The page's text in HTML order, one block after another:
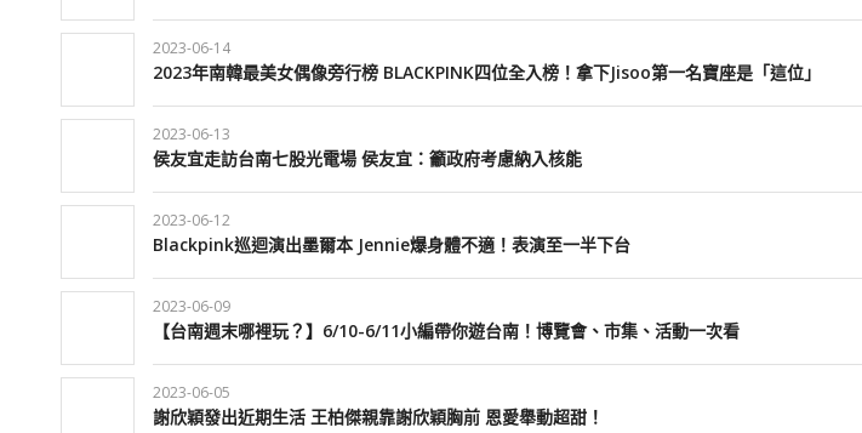
2023-06-14
2023年南韓最美女偶像旁行榜 BLACKPINK四位全入榜！拿下Jisoo第一名寶座是「這位」
2023-06-13
侯友宜走訪台南七股光電場 侯友宜：籲政府考慮納入核能
2023-06-12
Blackpink巡迴演出墨爾本 Jennie爆身體不適！表演至一半下台
2023-06-09
【台南週末哪裡玩？】6/10-6/11小編帶你遊台南！博覽會、市集、活動一次看
2023-06-05
謝欣穎發出近期生活 王柏傑親靠謝欣穎胸前 恩愛舉動超甜！